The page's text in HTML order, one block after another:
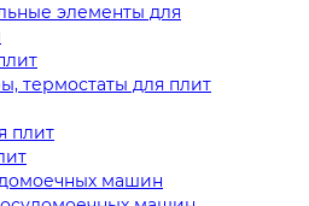
элементы для
термостаты для плит
плит
машин